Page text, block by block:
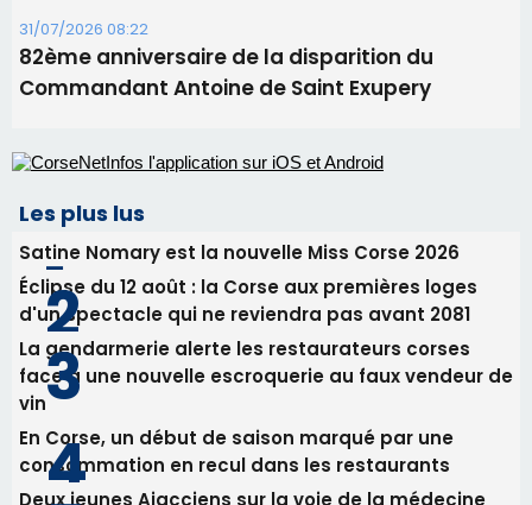
d'un spectacle qui ne reviendra pas avant 2081
La gendarmerie alerte les restaurateurs corses
face à une nouvelle escroquerie au faux vendeur de
En Corse, un début de saison marqué par une
Deux jeunes Ajacciens sur la voie de la médecine
militaire
Newsletter
Inscrivez-vous à la newsletter de CNI et recevez par
email les infos les plus importantes et une sélection de
nos meilleurs articles